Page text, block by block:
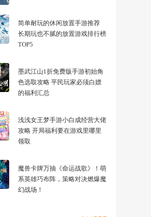
简单耐玩的休闲放置手游推荐
长期玩也不腻的放置游戏排行榜
TOP5
墨武江山1折免费版手游初始角
色选取攻略 平民玩家必须白嫖
的福利汇总
浅浅女王梦手游小白成经营大佬
攻略 开局福利要在游戏里哪里
领取
魔兽卡牌万抽《命运战歌》！萌
系英雄巧布阵，策略对决燃爆魔
幻战场！